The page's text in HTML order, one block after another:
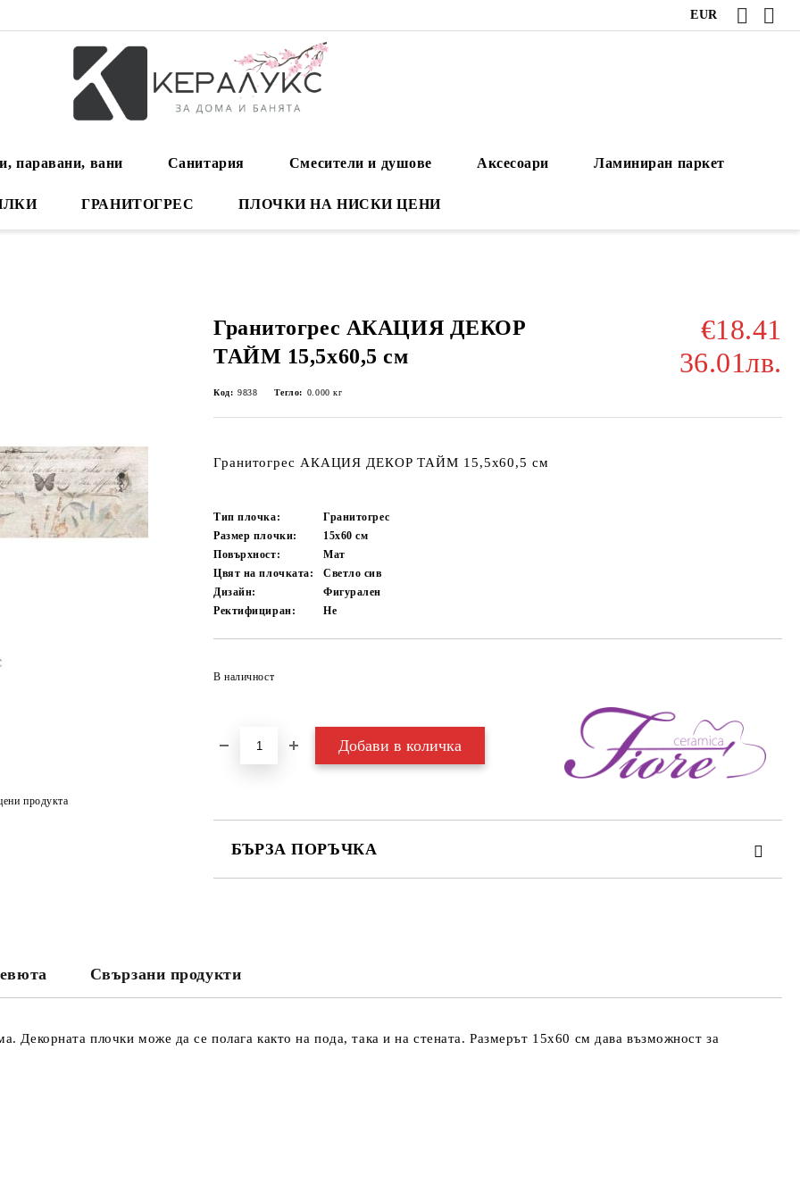
EUR
паравани, вани Санитария Смесители и душове Аксесоари Ламиниран паркет
ГРАНИТОГРЕС ПЛОЧКИ НА НИСКИ ЦЕНИ
Гранитогрес АКАЦИЯ ДЕКОР
ТАЙМ 15,5x60,5 см
€18.41
36.01лв.
Код: 9838 Тегло: 0.000 кг
Гранитогрес АКАЦИЯ ДЕКОР ТАЙМ 15,5x60,5 см
Тип плочка:
Гранитогрес
Размер плочки:
15x60см
Повърхност:
Мат
Цвят на плочката:
Светло сив
Дизайн:
Фигурален
Ректифициран:
Не
В наличност
БЪРЗА ПОРЪЧКА
продукта
Свързани продукти
Декорната плочки може да се полага както на пода, така и на стената. Размерът 15х60 см дава възможност за